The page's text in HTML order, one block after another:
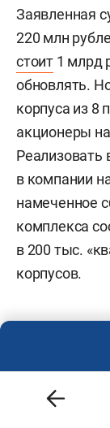
Заявленная
220 млн
стоит 1 млрд
обновлять.
корпуса из 8
акционеры
Реализовать
в компании
намеченное
комплекса
в 200 тыс.
корпусов.
8.
В